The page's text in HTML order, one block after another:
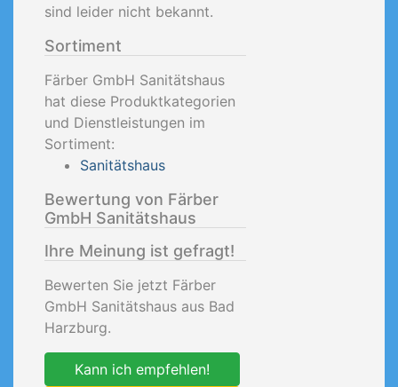
sind leider nicht bekannt.
Sortiment
Färber GmbH Sanitätshaus
hat diese Produktkategorien
und Dienstleistungen im
Sortiment:
Sanitätshaus
Bewertung von Färber
GmbH Sanitätshaus
Ihre Meinung ist gefragt!
Bewerten Sie jetzt Färber
GmbH Sanitätshaus aus Bad
Harzburg.
Kann ich empfehlen!